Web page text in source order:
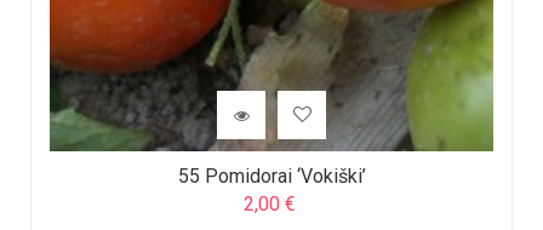
55 Pomidorai ‘Vokiški’
2,00 €